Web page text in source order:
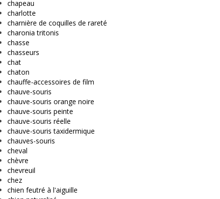
chapeau
charlotte
charnière de coquilles de rareté
charonia tritonis
chasse
chasseurs
chat
chaton
chauffe-accessoires de film
chauve-souris
chauve-souris orange noire
chauve-souris peinte
chauve-souris réelle
chauve-souris taxidermique
chauves-souris
cheval
chèvre
chevreuil
chez
chien feutré à l'aiguille